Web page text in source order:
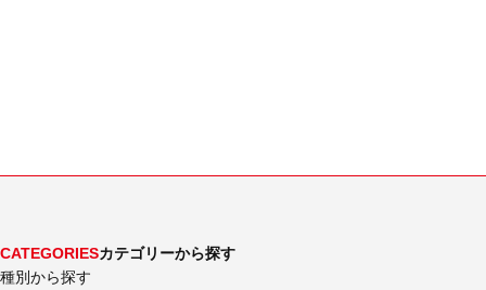
CATEGORIESカテゴリーから探す
種別から探す